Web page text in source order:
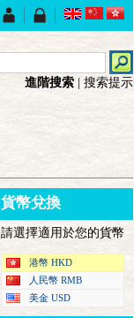
進階搜索| 搜索提示
貨幣兌換
請選擇適用於您的貨幣
港幣 HKD
人民幣 RMB
美金 USD